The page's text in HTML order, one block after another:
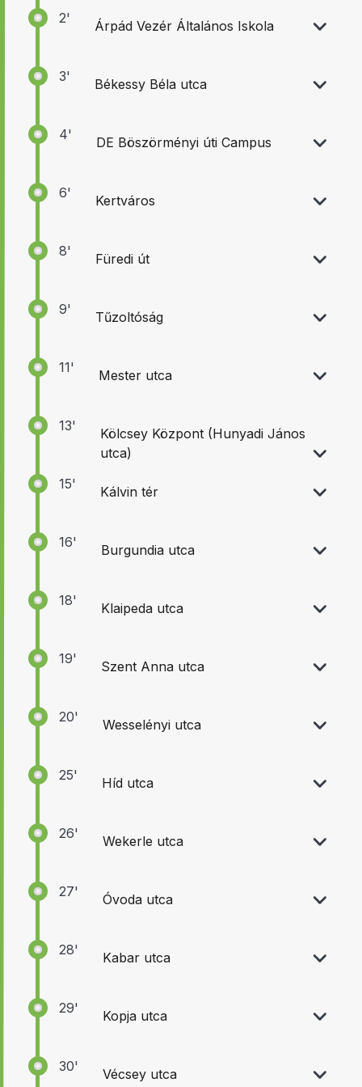
2' Árpád Vezér Általános Iskola
3' Békessy Béla utca
4' DE Böszörményi úti Campus
6' Kertváros
8' Füredi út
9' Tűzoltóság
11' Mester utca
13'
Kölcsey Központ (Hunyadi János
utca)
15'
Kálvin tér
16' Burgundia utca
18' Klaipeda utca
19' Szent Anna utca
20' Wesselényi utca
25' Híd utca
26' Wekerle utca
27' Óvoda utca
28' Kabar utca
29' Kopja utca
30' Vécsey utca